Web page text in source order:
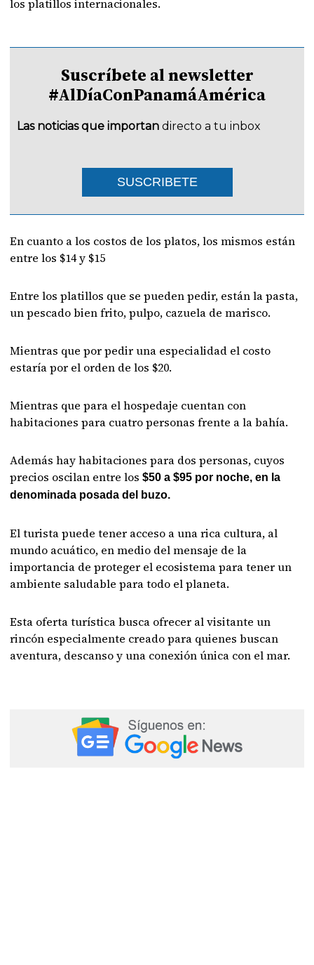
los platillos internacionales.
Suscríbete al newsletter
#AlDíaConPanamáAmérica
Las noticias que importan directo a tu inbox
SUSCRIBETE
En cuanto a los costos de los platos, los mismos están
entre los $14 y $15
Entre los platillos que se pueden pedir, están la pasta,
un pescado bien frito, pulpo, cazuela de marisco.
Mientras que por pedir una especialidad el costo
estaría por el orden de los $20.
Mientras que para el hospedaje cuentan con
habitaciones para cuatro personas frente a la bahía.
Además hay habitaciones para dos personas, cuyos
precios oscilan entre los$50 a $95 por noche, en la
denominada posada del buzo.
El turista puede tener acceso a una rica cultura, al
mundo acuático, en medio del mensaje de la
importancia de proteger el ecosistema para tener un
ambiente saludable para todo el planeta.
Esta oferta turística busca ofrecer al visitante un
rincón especialmente creado para quienes buscan
aventura, descanso y una conexión única con el mar.